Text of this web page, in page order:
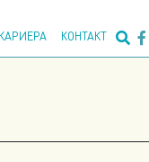
КАРИЕРА КОНТАКТ